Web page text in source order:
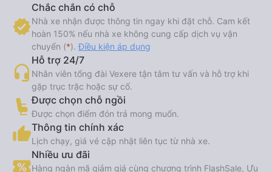
Chắc chắn có chỗ
Nhà xe nhận được thông tin ngay khi đặt chỗ. Cam kết
hoàn 150% nếu nhà xe không cung cấp dịch vụ vận
chuyển (*).Điều kiện áp dụng
Hỗ trợ 24/7
Nhân viên tổng đài Vexere tận tâm tư vấn và hỗ trợ khi
gặp trục trặc hoặc sự cố.
Được chọn chỗ ngồi
Được chọn điểm đón trả mong muốn.
Thông tin chính xác
Lịch chạy, giá vé cập nhật liên tục từ nhà xe.
Nhiều ưu đãi
Hàng ngàn mã giảm giá cùng chương trình FlashSale, Ưu